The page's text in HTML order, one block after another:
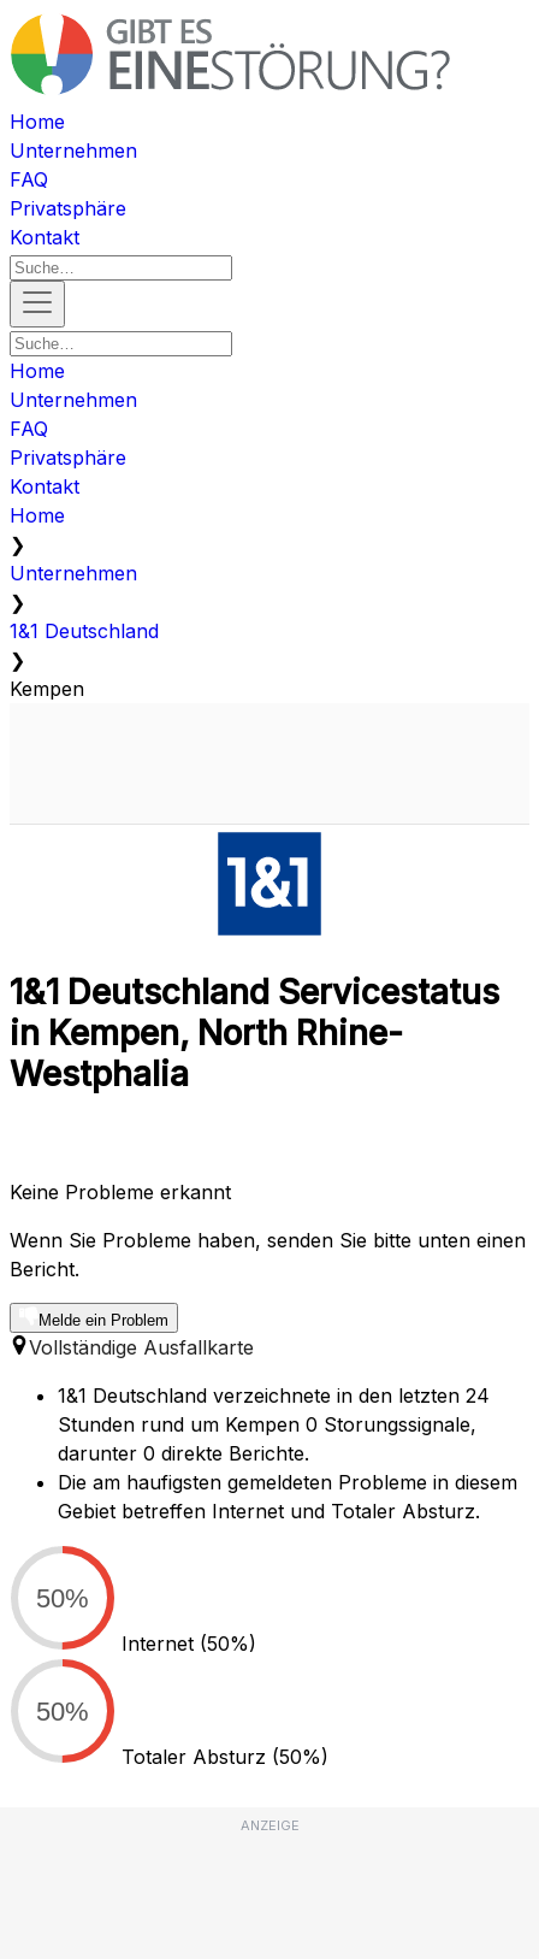
Home
Unternehmen
FAQ
Privatsphäre
Kontakt
Home
Unternehmen
FAQ
Privatsphäre
Kontakt
Home
❯
Unternehmen
❯
1&1 Deutschland
❯
Kempen
1&1 Deutschland Servicestatus
in Kempen, North Rhine-
Westphalia
Keine Probleme erkannt
Wenn Sie Probleme haben, senden Sie bitte unten einen
Bericht.
Melde ein Problem
Vollständige Ausfallkarte
1&1 Deutschland verzeichnete in den letzten 24
Stunden rund um Kempen 0 Storungssignale,
darunter 0 direkte Berichte.
Die am haufigsten gemeldeten Probleme in diesem
Gebiet betreffen Internet und Totaler Absturz.
50%
Internet (50%)
50%
Totaler Absturz (50%)
ANZEIGE